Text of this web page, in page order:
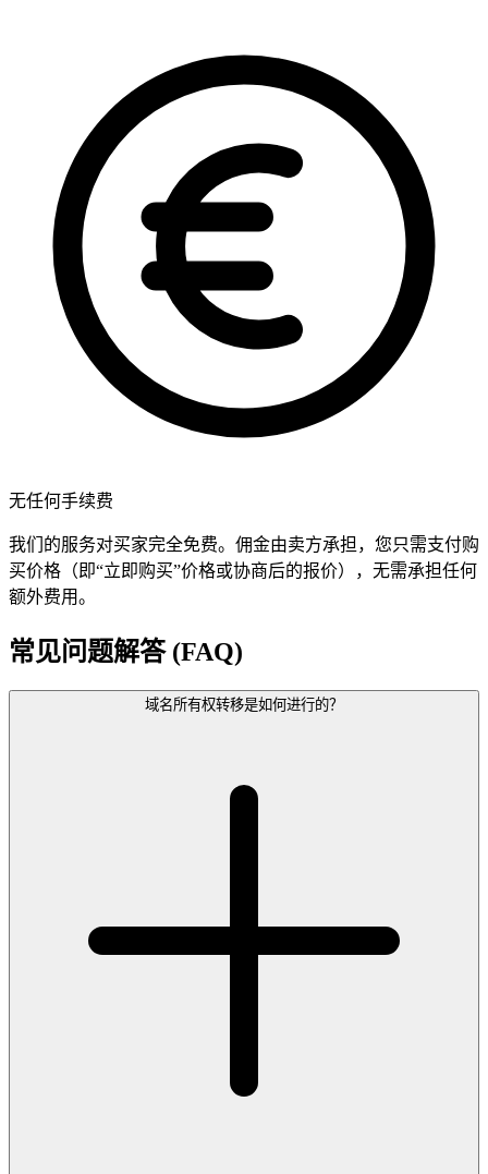
无任何手续费
我们的服务对买家完全免费。佣金由卖方承担，您只需支付购
买价格（即“立即购买”价格或协商后的报价），无需承担任何
额外费用。
常见问题解答 (FAQ)
域名所有权转移是如何进行的？